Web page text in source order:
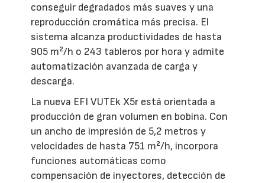
conseguir degradados más suaves y una
reproducción cromática más precisa. El
sistema alcanza productividades de hasta
905 m²/h o 243 tableros por hora y admite
automatización avanzada de carga y
descarga.
La nueva EFI VUTEk X5r está orientada a
producción de gran volumen en bobina. Con
un ancho de impresión de 5,2 metros y
velocidades de hasta 751 m²/h, incorpora
funciones automáticas como
compensación de inyectores, detección de